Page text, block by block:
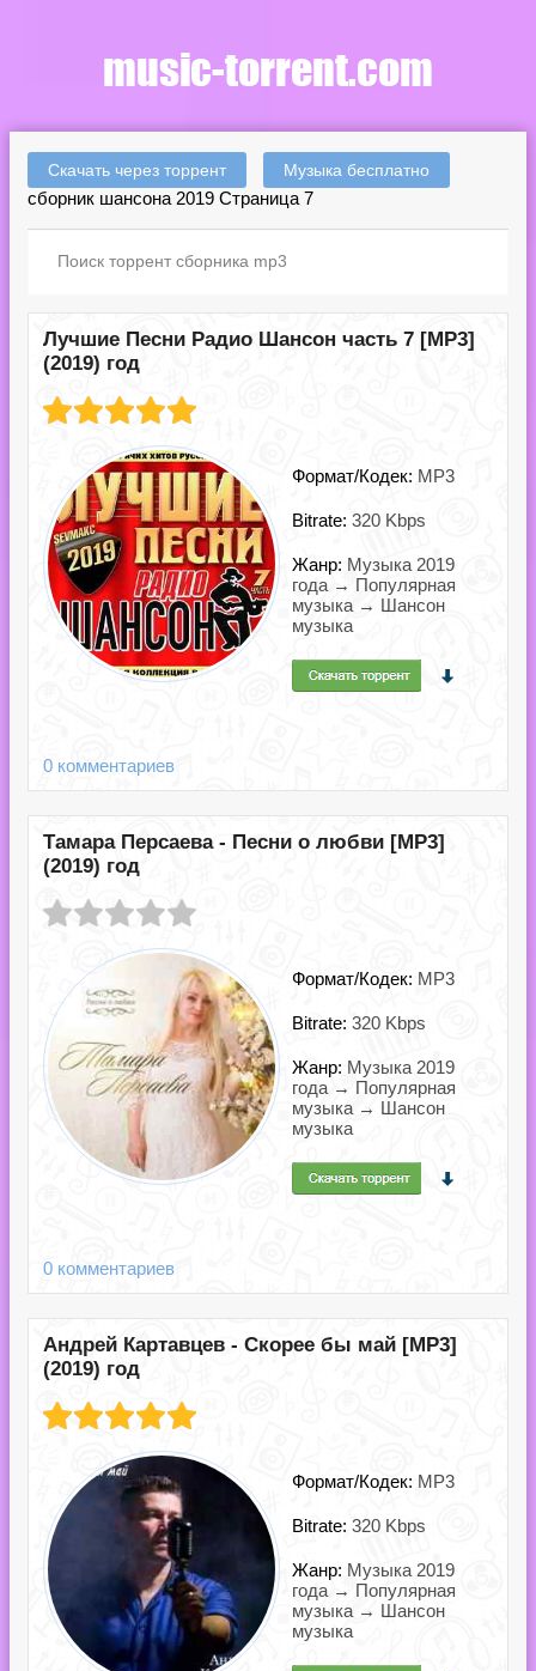
Скачать через торрент Музыка бесплатно
сборник шансона 2019 Страница 7
Лучшие Песни Радио Шансон часть 7 [MP3]
(2019) год
Формат/Кодек: MP3
Bitrate: 320 Kbps
Жанр: Музыка 2019
года → Популярная
музыка → Шансон
музыка
0 комментариев
Тамара Персаева - Песни о любви [MP3]
(2019) год
Формат/Кодек: MP3
Bitrate: 320 Kbps
Жанр: Музыка 2019
года → Популярная
музыка → Шансон
музыка
0 комментариев
Андрей Картавцев - Скорее бы май [MP3]
(2019) год
Формат/Кодек: MP3
Bitrate: 320 Kbps
Жанр: Музыка 2019
года → Популярная
музыка → Шансон
музыка